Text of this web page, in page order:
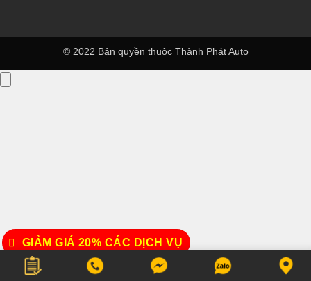
GIẢM GIÁ 20% CÁC DỊCH VỤ
© 2022 Bản quyền thuộc Thành Phát Auto